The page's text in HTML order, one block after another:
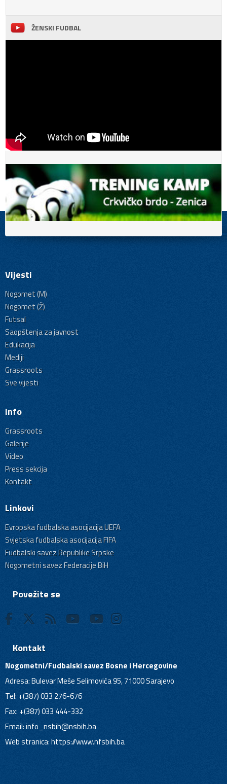
ŽENSKI FUDBAL
Vijesti
Nogomet (M)
Nogomet (Ž)
Futsal
Saopštenja za javnost
Edukacija
Mediji
Grassroots
Sve vijesti
Info
Grassroots
Galerije
Video
Press sekcija
Kontakt
Linkovi
Evropska fudbalska asocijacija UEFA
Svjetska fudbalska asocijacija FIFA
Fudbalski savez Republike Srpske
Nogometni savez Federacije BiH
Povežite se
Kontakt
Nogometni/Fudbalski savez Bosne i Hercegovine
Adresa: Bulevar Meše Selimovića 95, 71000 Sarajevo
Tel: +(387) 033 276-676
Fax: +(387) 033 444-332
Email:info_nsbih@nsbih.ba
Web stranica: https://www.nfsbih.ba